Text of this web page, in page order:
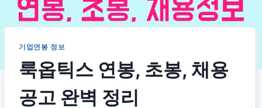
기업연봉 정보
룩옵틱스 연봉, 초봉, 채용
공고 완벽 정리